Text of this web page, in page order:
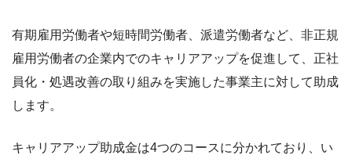
有期雇用労働者や短時間労働者、派遣労働者など、非正規
雇用労働者の企業内でのキャリアアップを促進して、正社
員化・処遇改善の取り組みを実施した事業主に対して助成
します。
キャリアアップ助成金は4つのコースに分かれており、い